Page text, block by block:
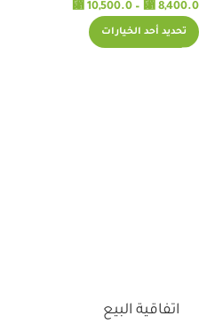
⃁ 8,400.0
–
⃁ 10,500.0
تحديد أحد الخيارات
اتفاقية البيع